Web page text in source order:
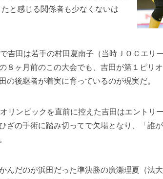
と感じる関係者も少なくないは
吉田は若手の村田夏南子（当時ＪＯＣエリ
８ヶ月前のこの大会でも、吉田が第１ピリ
の後継者が着実に育っているのが現実だ。
リンピックを直前に控えた吉田はエントリ
ざの手術に踏み切ってで欠場となり、「誰
んだのが浜田だった準決勝の廣瀬理夏（法